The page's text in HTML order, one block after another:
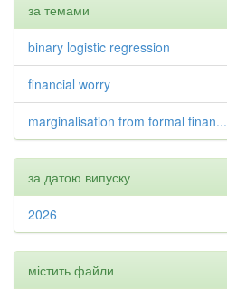
за темами
binary logistic regression
financial worry
marginalisation from formal finan...
за датою випуску
2026
містить файли